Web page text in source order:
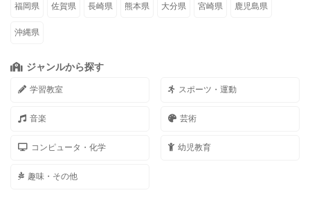
福岡県 佐賀県 長崎県 熊本県 大分県 宮崎県 鹿児島県
沖縄県
ジャンルから探す
学習教室 スポーツ・運動
音楽 芸術
コンピュータ・化学 幼児教育
趣味・その他